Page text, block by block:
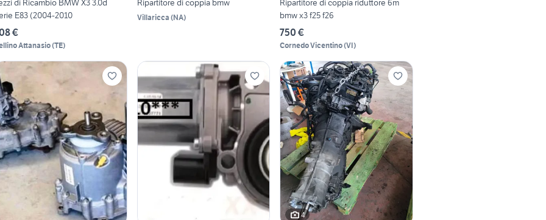
E83 (2004-2010
€
Attanasio(TE)
Villaricca (NA)
bmw x3 f25 f26
750 €
Cornedo Vicentino(VI)
4